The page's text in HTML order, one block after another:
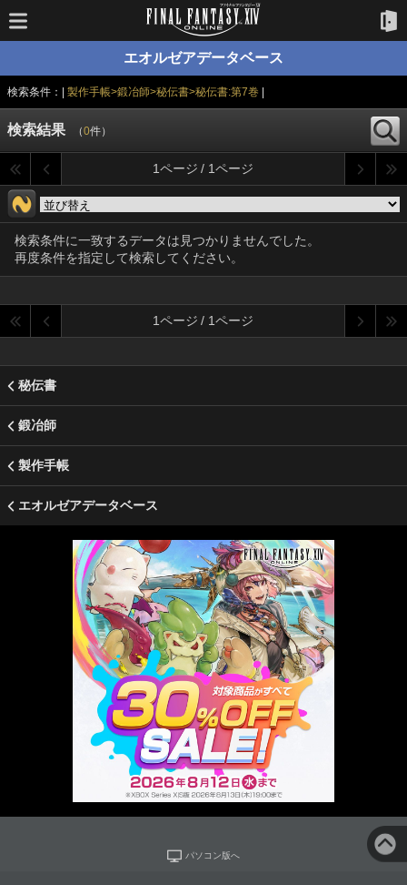
エオルゼアデータベース
検索条件：| 製作手帳>鍛冶師>秘伝書>秘伝書:第7巻
検索結果 （0件）
1ページ / 1ページ
検索条件に一致するデータは見つかりませんでした。
再度条件を指定して検索してください。
1ページ / 1ページ
秘伝書
鍛冶師
製作手帳
エオルゼアデータベース
パソコン版へ